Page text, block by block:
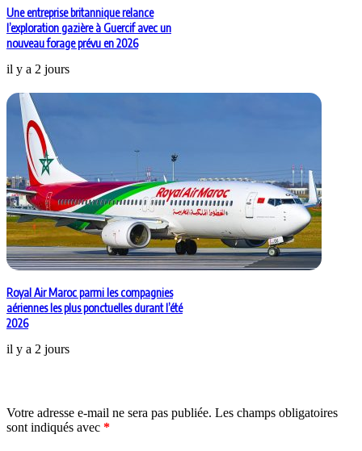
Une entreprise britannique relance
l’exploration gazière à Guercif avec un
nouveau forage prévu en 2026
il y a 2 jours
Royal Air Maroc parmi les compagnies
aériennes les plus ponctuelles durant l’été
2026
il y a 2 jours
Votre adresse e-mail ne sera pas publiée. Les champs obligatoires
sont indiqués avec *